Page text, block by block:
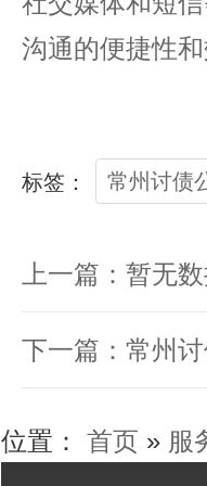
沟通的便捷性和
标签： 常州讨债
上一篇：暂无
下一篇：常州讨
位置： 首页 » 服